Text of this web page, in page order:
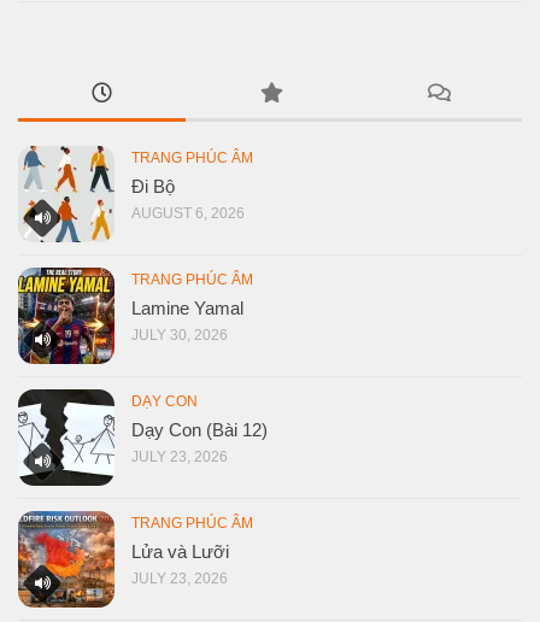
TRANG PHÚC ÂM
Đi Bộ
AUGUST 6, 2026
TRANG PHÚC ÂM
Lamine Yamal
JULY 30, 2026
DẠY CON
Dạy Con (Bài 12)
JULY 23, 2026
TRANG PHÚC ÂM
Lửa và Lưỡi
JULY 23, 2026